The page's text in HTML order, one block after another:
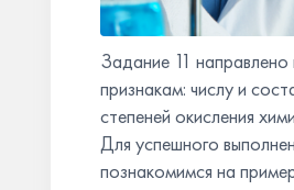
Задание 11 направлено
признакам: числу и
степеней окисления
Для успешного
познакомимся на